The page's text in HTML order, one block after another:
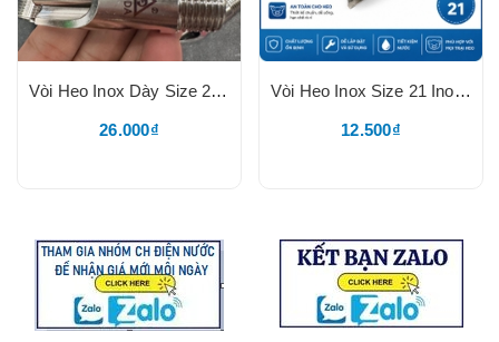
Vòi Heo Inox Dày Size 21 KODA, Vòi Lợn 21, Núm Uống Nước Cho Heo Thịt, Heo Nái,Chất Liệu Inox Loại Dày Nắp Vặn Hai Cạnh, LOGO KODA
26.000₫
Vòi Heo Inox Size 21 Inox 201, TĐ, Thân Chất Liệu Inox 201, Nắp Vặn Inox Dày, Núm Uống Nước Tự Động Cho Heo 21, TĐ
12.500₫